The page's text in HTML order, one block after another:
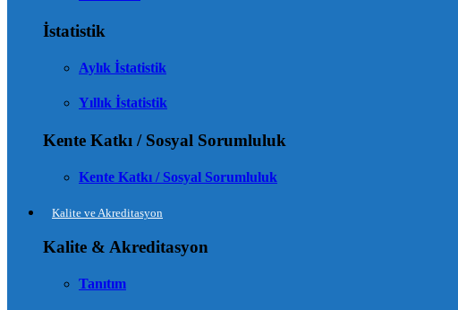
İstatistik
Aylık İstatistik
Yıllık İstatistik
Kente Katkı / Sosyal Sorumluluk
Kente Katkı / Sosyal Sorumluluk
Kalite ve Akreditasyon
Kalite & Akreditasyon
Tanıtım